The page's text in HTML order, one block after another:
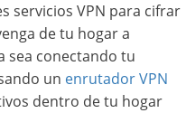
servicios VPN para cifrar
de tu hogar a
sea conectando tu
un enrutador VPN
dentro de tu hogar